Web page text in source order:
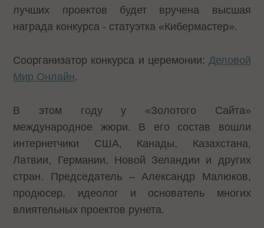
лучших проектов будет вручена высшая
награда конкурса - статуэтка «Кибермастер».
Соорганизатор конкурса и церемонии: Деловой
Мир Онлайн.
В этом году у «Золотого Сайта»
международное жюри. В его состав вошли
интернетчики США, Канады, Казахстана,
Латвии, Германии, Новой Зеландии и других
стран. Председатель – Александр Малюков,
продюсер, идеолог и основатель многих
влиятельных проектов рунета.